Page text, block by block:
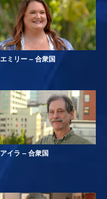
エミリー – 合衆国
アイラ – 合衆国